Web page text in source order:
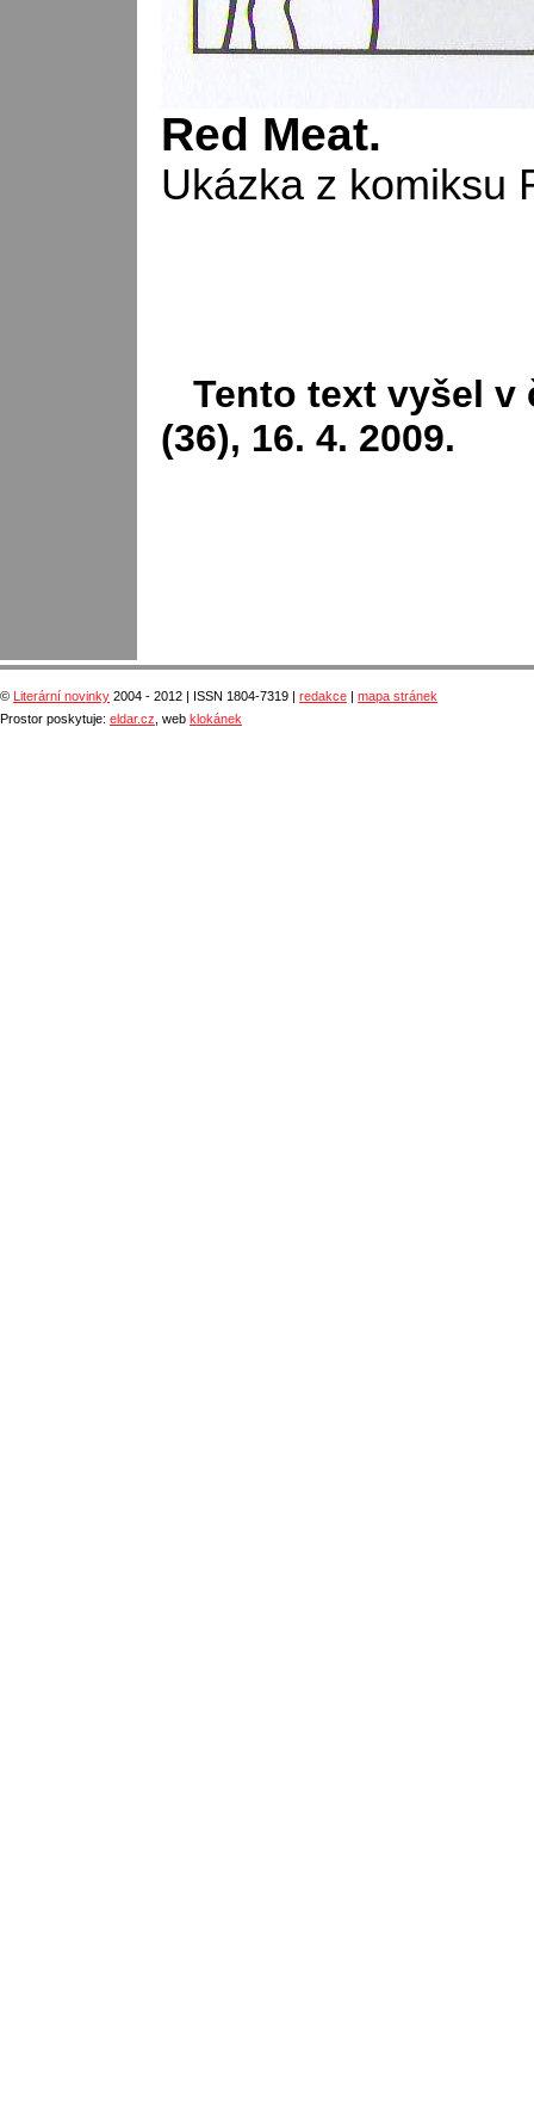
Red Meat.
Ukázka z komiksu
Tento text vyšel v
(36), 16. 4. 2009.
© Literární novinky 2004 - 2012 | ISSN 1804-7319 | redakce
mapa stránek
Prostor poskytuje: eldar.cz , web klokánek